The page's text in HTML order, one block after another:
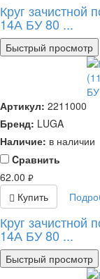
Круг зачистной
14А БУ 80 ...
Быстрый просмотр
Артикул: 2211000
Бренд: LUGA
Наличие: в наличии
Cравнить
62.00 руб.
Купить
Круг зачистной
14А БУ 80 ...
Быстрый просмотр